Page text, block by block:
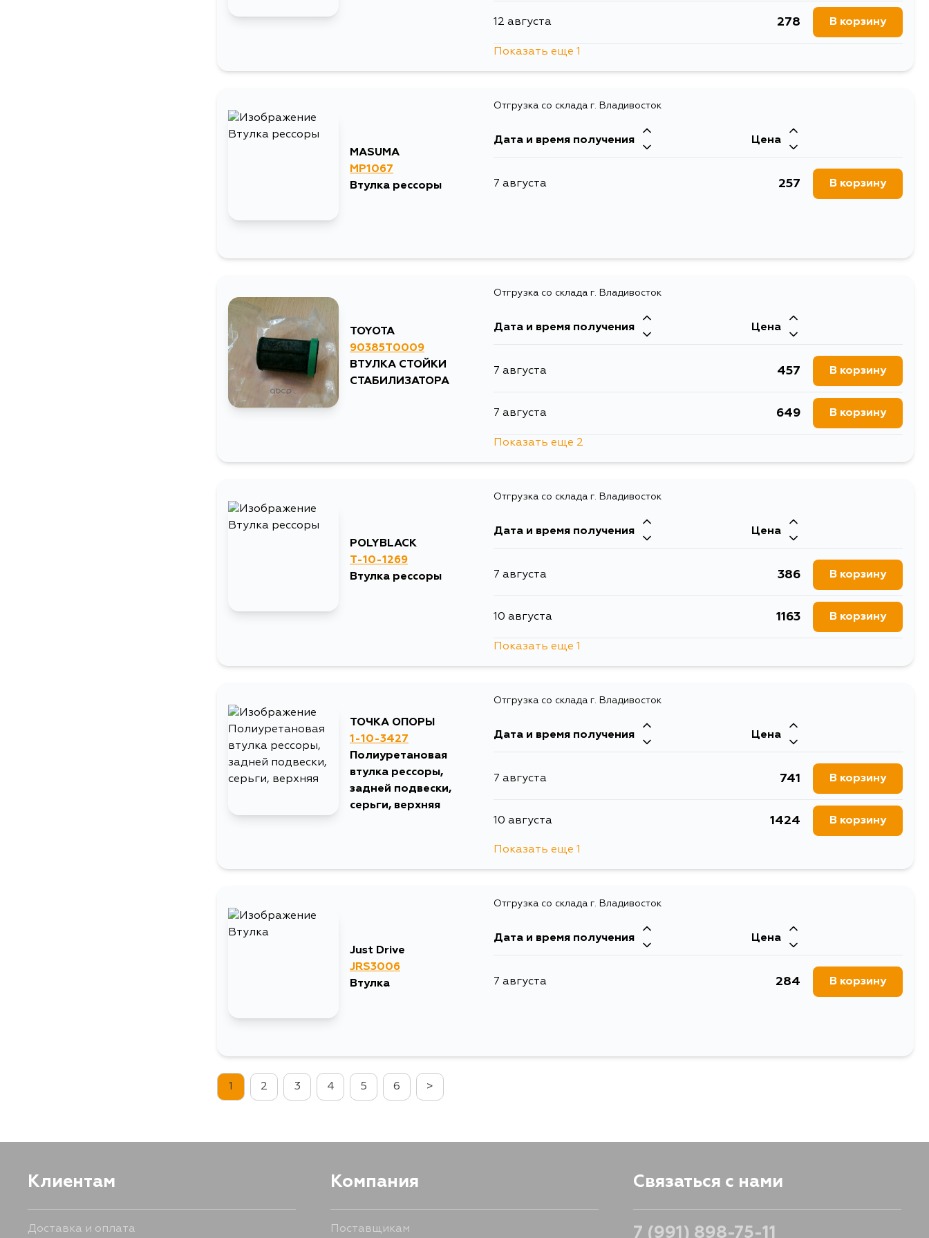
12 августа 278 В корзину
Показать еще 1
MASUMA
MP1067
Втулка рессоры
Отгрузка со склада г. Владивосток
Дата и время получения Цена
7 августа 257 В корзину
TOYOTA
90385T0009
ВТУЛКА СТОЙКИ
СТАБИЛИЗАТОРА
Отгрузка со склада г. Владивосток
Дата и время получения Цена
7 августа 457 В корзину
7 августа 649 В корзину
4 сентября
Показать еще 2
POLYBLACK
T-10-1269
Втулка рессоры
Отгрузка со склада г. Владивосток
Дата и время получения Цена
7 августа 386 В корзину
10 августа 1163 В корзину
Показать еще 1
ТОЧКА ОПОРЫ
1-10-3427
Полиуретановая
втулка рессоры,
задней подвески,
серьги, верхняя
Отгрузка со склада г. Владивосток
Дата и время получения Цена
7 августа 741 В корзину
10 августа 1424 В корзину
Показать еще 1
Just Drive
JRS3006
Втулка
Отгрузка со склада г. Владивосток
Дата и время получения Цена
7 августа 284 В корзину
1 2 3 4 5 6 >
Клиентам
Доставка и оплата
Компания
Поставщикам
Связаться с нами
7 (991) 898-75-11